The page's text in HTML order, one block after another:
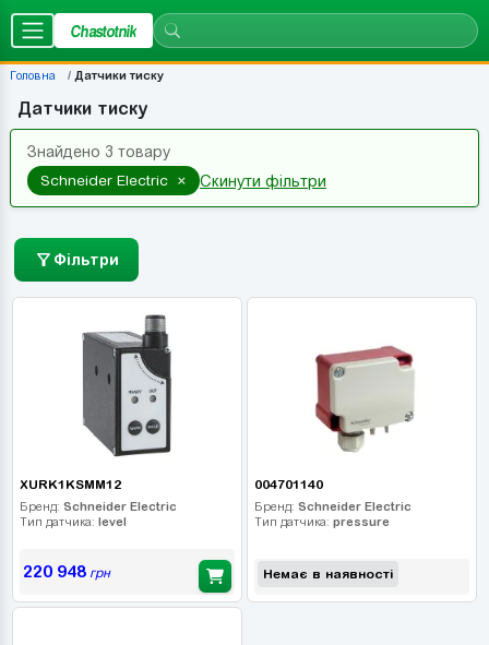
Chastotnik
Головна Датчики тиску
Датчики тиску
Знайдено 3 товару
Schneider Electric × Скинути фільтри
Фільтри
XURK1KSMM12
Бренд: Schneider Electric
Тип датчика: level
220 948грн
004701140
Бренд: Schneider Electric
Тип датчика: pressure
Немає в наявності